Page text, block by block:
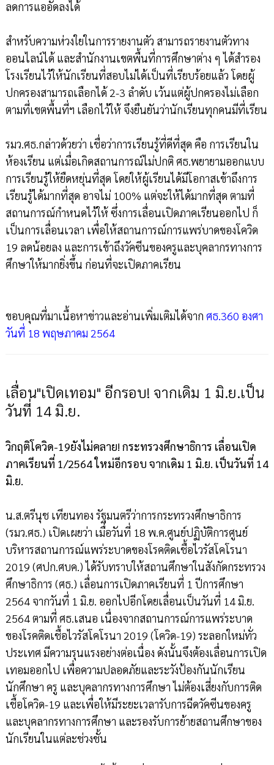
ลดการแออัดลงได้
สำหรับความห่วงใยในการรายงานตัว สามารถรายงานตัวทาง
ออนไลน์ได้ และสำนักงานเขตพื้นที่การศึกษาต่าง ๆ ได้สำรอง
โรงเรียนไว้ให้นักเรียนที่สอบไม่ได้เป็นที่เรียบร้อยแล้ว โดยผู้
ปกครองสามารถเลือกได้ 2-3 ลำดับ เว้นแต่ผู้ปกครองไม่เลือก
ตามที่เขตพื้นที่ฯ เลือกไว้ให้ จึงยืนยันว่านักเรียนทุกคนมีที่เรียน
รมว.ศธ.กล่าวด้วยว่า เชื่อว่าการเรียนรู้ที่ดีที่สุด คือ การเรียนใน
ห้องเรียน แต่เมื่อเกิดสถานการณ์ไม่ปกติ ศธ.พยายามออกแบบ
การเรียนรู้ให้ยืดหยุ่นที่สุด โดยให้ผู้เรียนได้มีโอกาสเข้าถึงการ
เรียนรู้ได้มากที่สุด อาจไม่ 100% แต่จะให้ได้มากที่สุด ตามที่
สถานการณ์กำหนดไว้ให้ ซึ่งการเลื่อนเปิดภาคเรียนออกไป ก็
เป็นการเลื่อนเวลา เพื่อให้สถานการณ์การแพร่บาดของโควิด
19 ลดน้อยลง และการเข้าถึงวัคซีนของครูและบุคลากรทางการ
ศึกษาให้มากยิ่งขึ้น ก่อนที่จะเปิดภาคเรียน
ขอบคุณที่มาเนื้อหาข่าวและอ่านเพิ่มเติมได้จาก ศธ.360 องศา
วันที่ 18 พฤษภาคม 2564
เลื่อน"เปิดเทอม" อีกรอบ! จากเดิม 1 มิ.ย.เป็น
วันที่ 14 มิ.ย.
วิกฤติโควิด-19ยังไม่คลาย! กระทรวงศึกษาธิการ เลื่อนเปิด
ภาคเรียนที่ 1/2564 ใหม่อีกรอบ จากเดิม 1 มิ.ย. เป็นวันที่ 14
มิ.ย.
น.ส.ตรีนุช เทียนทอง รัฐมนตรีว่าการกระทรวงศึกษาธิการ
(รมว.ศธ.) เปิดเผยว่า เมื่อวันที่ 18 พ.ค.ศูนย์ปฏิบัติการศูนย์
บริหารสถานการณ์แพร่ระบาดของโรคติดเชื้อไวรัสโคโรนา
2019 (ศปก.ศบค.) ได้รับทราบให้สถานศึกษาในสังกัดกระทรวง
ศึกษาธิการ (ศธ.) เลื่อนการเปิดภาคเรียนที่ 1 ปีการศึกษา
2564 จากวันที่ 1 มิ.ย. ออกไปอีกโดยเลื่อนเป็นวันที่ 14 มิ.ย.
2564 ตามที่ ศธ.เสนอ เนื่องจากสถานการณ์การแพร่ระบาด
ของโรคติดเชื้อไวรัสโคโรนา 2019 (โควิด-19) ระลอกใหม่ทั่ว
ประเทศ มีความรุนแรงอย่างต่อเนื่อง ดังนั้นจึงต้องเลื่อนการเปิด
เทอมออกไป เพื่อความปลอดภัยและระวังป้องกันนักเรียน
นักศึกษา ครู และบุคลากรทางการศึกษา ไม่ต้องเสี่ยงกับการติด
เชื้อโควิด-19 และเพื่อให้มีระยะเวลารับการฉีดวัคซีนของครู
และบุคลากรทางการศึกษา และรองรับการย้ายสถานศึกษาของ
นักเรียนในแต่ละช่วงชั้น